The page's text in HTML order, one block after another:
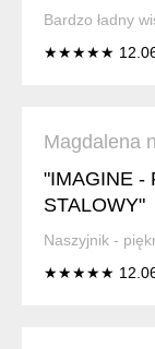
Bardzo ładny
★★★★★
Magdalena
"IMAGINE -
STALOWY"
Naszyjnik -
★★★★★